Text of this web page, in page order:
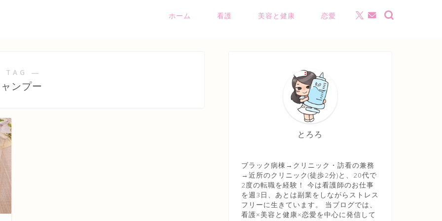
ホーム 看護 美容と健康 恋愛
TAG ―
ンプー
とろろ
ブラック病棟→クリニック・訪看の兼務
→近所のクリニック(徒歩2分)と、20代で
2度の転職を経験！ 今は看護師のお仕事
を週3日、あとは副業をしながらストレス
フリーに生きています。 当ブログでは、
看護×美容と健康×恋愛を中心に発信して